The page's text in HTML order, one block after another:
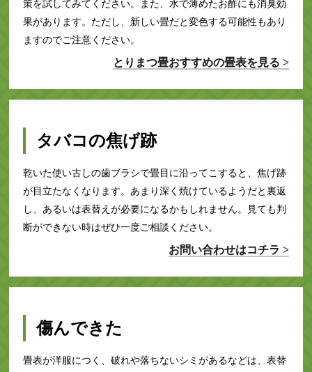
策を試してみてください。また、水で薄めたお酢にも消臭効
果があります。ただし、新しい畳だと変色する可能性もあり
ますのでご注意ください。
とりまつ畳おすすめの畳表を見る >
タバコの焦げ跡
乾いた使い古しの歯ブラシで畳目に沿ってこすると、焦げ跡
が目立たなくなります。あまり深く焼けているようだと裏返
し、あるいは表替えが必要になるかもしれません。見ても判
断ができない時はぜひ一度ご相談ください。
お問い合わせはコチラ >
傷んできた
畳表が洋服につく、破れや落ちないシミがあるなどは、表替